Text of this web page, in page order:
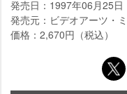
発売日：1997年06月25日
発売元：ビデオアーツ・
価格：2,670円（税込）